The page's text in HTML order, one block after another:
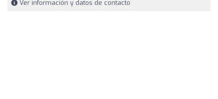
Ver información y datos de contacto